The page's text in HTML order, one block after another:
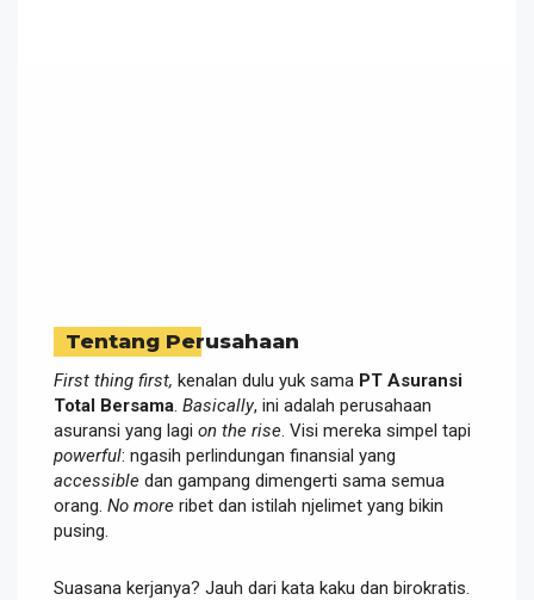
Tentang Perusahaan
First thing first, kenalan dulu yuk sama PT Asuransi
Total Bersama Basically, ini adalah perusahaan
asuransi yang lagi on the rise . Visi mereka simpel tapi
powerful: ngasih perlindungan finansial yang
accessible dan gampang dimengerti sama semua
orang. No more ribet dan istilah njelimet yang bikin
pusing.
Suasana kerjanya? Jauh dari kata kaku dan birokratis.